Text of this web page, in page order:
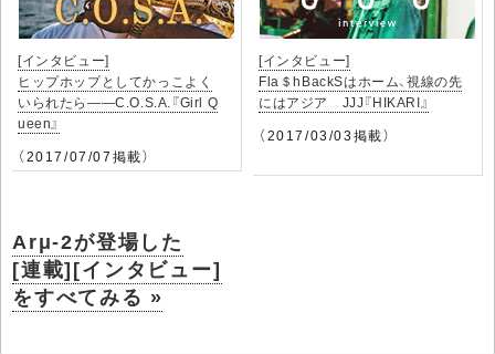
[インタビュー]
ヒップホップとしてかっこよく
いられたら――C.O.S.A.『Girl Q
ueen』
（2017/07/07掲載）
[インタビュー]
Fla＄hBackSはホーム、視線の先
にはアジア JJJ『HIKARI』
（2017/03/03掲載）
Arμ-2が登場した
[連載][インタビュー]
をすべてみる »